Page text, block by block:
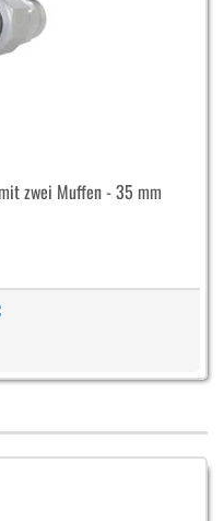
zwei Muffen - 35 mm